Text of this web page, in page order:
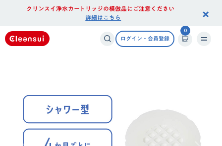
クリンスイ浄水カートリッジの模倣品にご注意ください
詳細はこちら
×
ログイン・会員登録
0